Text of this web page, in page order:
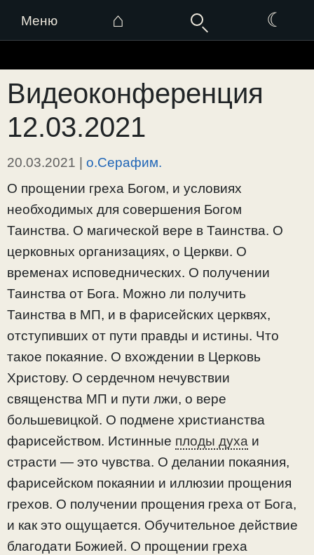
Меню ⌂ ☾
к
содержимому
Видеоконференция
12.03.2021
20.03.2021 | о.Серафим.
О прощении греха Богом, и условиях
необходимых для совершения Богом
Таинства. О магической вере в Таинства. О
церковных организациях, о Церкви. О
временах исповеднических. О получении
Таинства от Бога. Можно ли получить
Таинства в МП, и в фарисейских церквях,
отступивших от пути правды и истины. Что
такое покаяние. О вхождении в Церковь
Христову. О сердечном нечувствии
священства МП и пути лжи, о вере
большевицкой. О подмене христианства
фарисейством. Истинные плоды духа и
страсти — это чувства. О делании покаяния,
фарисейском покаянии и иллюзии прощения
грехов. О получении прощения греха от Бога,
и как это ощущается. Обучительное действие
благодати Божией. О прощении греха